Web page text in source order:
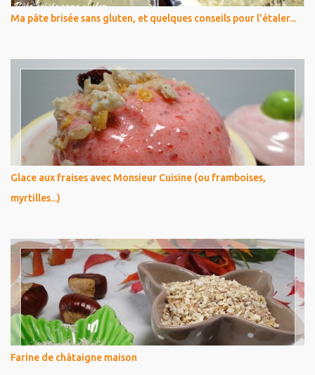
Ma pâte brisée sans gluten, et quelques conseils pour l'étaler...
Glace aux fraises avec Monsieur Cuisine (ou framboises,
myrtilles...)
Farine de châtaigne maison